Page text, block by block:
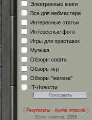
Электронные книги
Все для вебмастера
Интересные статьи
Интересные фото
Игры для приставок
Музыка
Обзоры софта
Обзоры игр
Обзоры "железа"
IT-Новости
[ Результаты· Архив опросов]
Всего ответов: 2395